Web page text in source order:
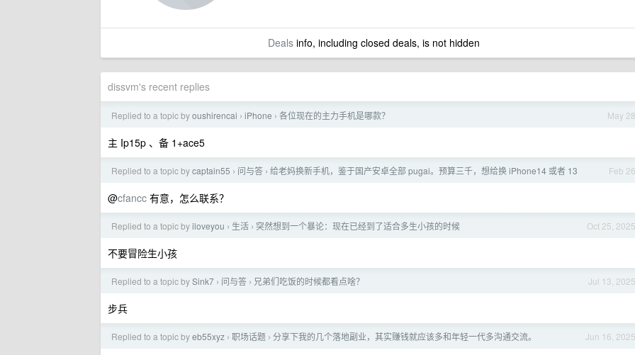
Dealsinfo, including closed deals, is not hidden
dissvm's recent replies
May 28
Replied to a topic byoushirencai › iPhone › 各位现在的主力手机是哪款？
主 Ip15p 、备 1+ace5
Feb 26
Replied to a topic bycaptain55 › 问与答 › 给老妈换新手机，鉴于国产安卓全部 pugai。预算三千，想给换 iPhone14 或者 13
@cfancc 有意，怎么联系？
Oct 25, 2025
Replied to a topic byiloveyou › 生活 › 突然想到一个暴论：现在已经到了适合多生小孩的时候
不要冒险生小孩
Jul 13, 2025
Replied to a topic bySink7 › 问与答 › 兄弟们吃饭的时候都看点啥？
步兵
Jun 16, 2025
Replied to a topic byeb55xyz › 职场话题 › 分享下我的几个落地副业，其实赚钱就应该多和年轻一代多沟通交流。